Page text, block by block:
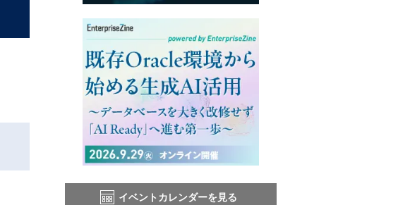
イベントカレンダーを見る